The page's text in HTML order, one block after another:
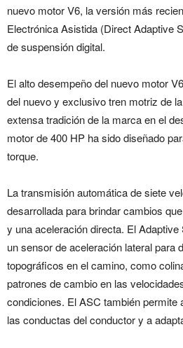
nuevo motor V6, la versión más
Electrónica Asistida (Direct Adaptive
de suspensión digital.
El alto desempeño del nuevo motor
del nuevo y exclusivo tren motriz de la
extensa tradición de la marca en el
motor de 400 HP ha sido diseñado
torque.
La transmisión automática de siete
desarrollada para brindar cambios
y una aceleración directa. El
un sensor de aceleración lateral para
topográficos en el camino, como
patrones de cambio en las
condiciones. El ASC también permite
las conductas del conductor y a